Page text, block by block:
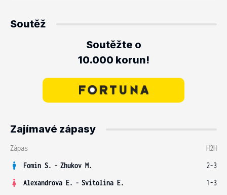
Soutěž
Soutěžte o
10.000 korun!
Zajímavé zápasy
Zápas
H2H
Fomin S. - Zhukov M.
2-3
Alexandrova E. - Svitolina E.
1-3